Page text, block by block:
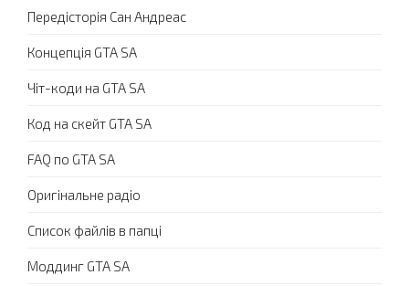
Передісторія Сан Андреас
Концепція GTA SA
Чіт-коди на GTA SA
Код на скейт GTA SA
FAQ по GTA SA
Оригінальне радіо
Список файлів в папці
Моддинг GTA SA